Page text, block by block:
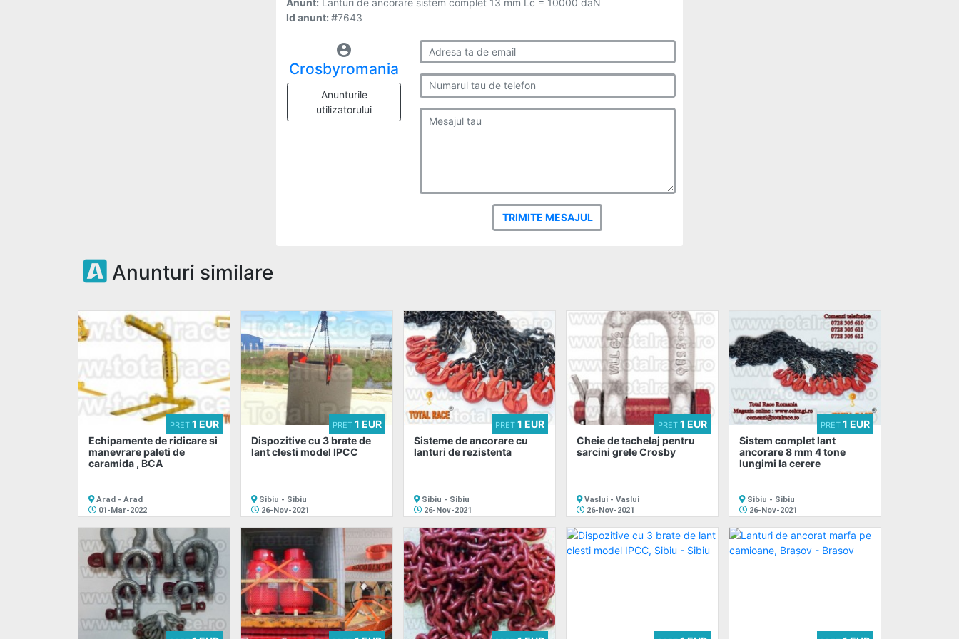
Id anunt: #7643
account_circle
Crosbyromania
Anunturile
utilizatorului
TRIMITE MESAJUL
Anunturi similare
Echipamente de ridicare si
manevrare paleti de
caramida , BCA
PRET 1 EUR
Arad - Arad
01-Mar-2022
Dispozitive cu 3 brate de
lant clesti model IPCC
PRET 1 EUR
Sibiu - Sibiu
26-Nov-2021
Sisteme de ancorare cu
lanturi de rezistenta
PRET 1 EUR
Sibiu - Sibiu
26-Nov-2021
Cheie de tachelaj pentru
sarcini grele Crosby
PRET 1 EUR
Vaslui - Vaslui
26-Nov-2021
Sistem complet lant
ancorare 8 mm 4 tone
lungimi la cerere
PRET 1 EUR
Sibiu - Sibiu
26-Nov-2021